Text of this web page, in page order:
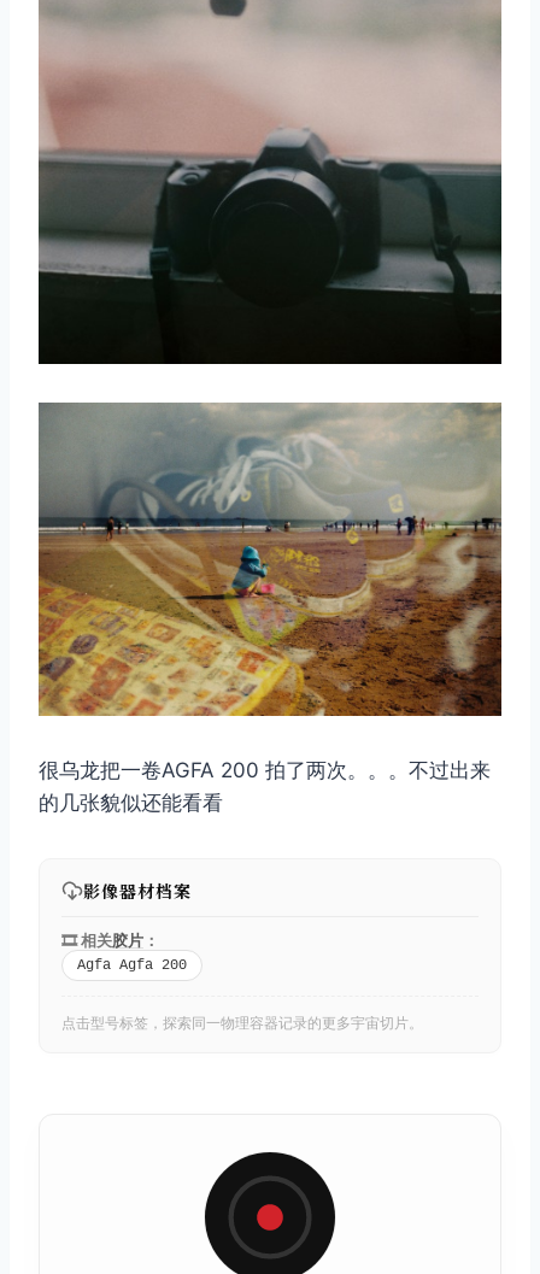
很乌龙把一卷AGFA 200 拍了两次。。。不过出来
的几张貌似还能看看
影像器材档案
🎞️ 相关胶片 ：
Agfa Agfa 200
点击型号标签，探索同一物理容器记录的更多宇宙切片。
取消 搜索